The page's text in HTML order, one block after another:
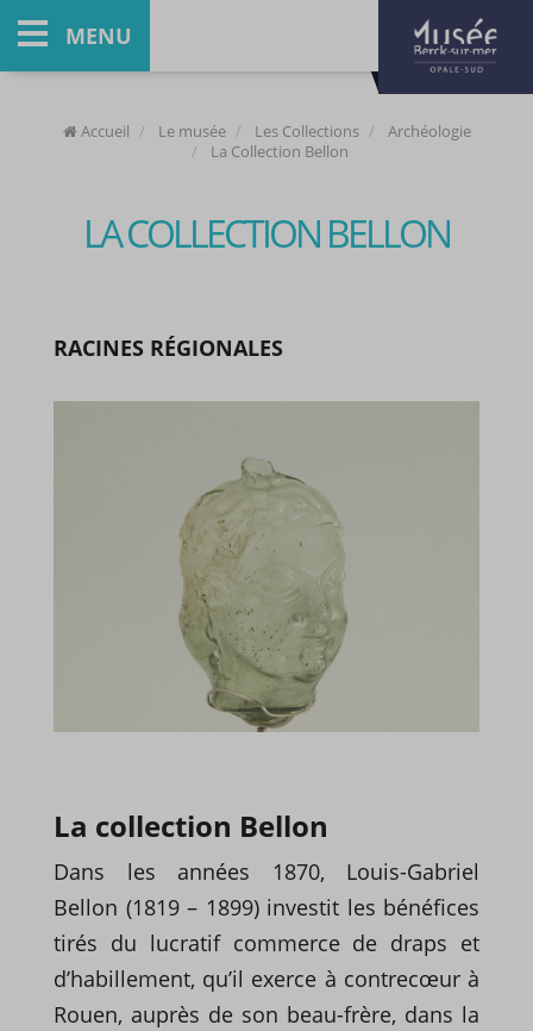
MENU
Accueil Le musée Les Collections
Archéologie
La Collection Bellon
LA COLLECTION BELLON
RACINES RÉGIONALES
La collection Bellon
Dans les années 1870, Louis-Gabriel
Bellon (1819 – 1899) investit les bénéfices
tirés du lucratif commerce de draps et
d’habillement, qu’il exerce à contrecœur à
Rouen, auprès de son beau-frère, dans la